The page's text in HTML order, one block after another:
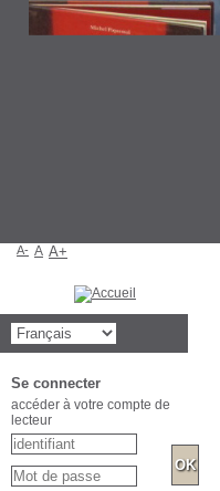
A- A A+
Se connecter
accéder à votre compte de
lecteur